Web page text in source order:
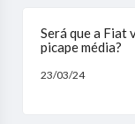
Será que a Fiat
picape média?
23/03/24